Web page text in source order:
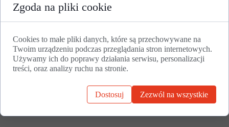
Warto dodać, że Johannes, jak i Sebastian, mają tytuły
naukowe – są doktorami – i na co dzień pracują w BMW
Group w Monachium.
W Nowaszycach dołączył do nas Artur Hańczak, wójt gminy
Mieleszyn oraz Jarosław Pietrzak z żoną Lidią.
opowiedział gościom z Niemiec, mocno nimi wstrząsnęła.
Nie mogli uwierzyć, że w ten sposób Niemcy grzebali
zamordowanych pacjentów „Dziekanki”.
Zgoda na pliki cookie
Cookies to małe pliki danych, które są przechowywane na
Twoim urządzeniu podczas przeglądania stron internetowych.
Używamy ich do poprawy działania serwisu, personalizacji
treści, oraz analizy ruchu na stronie.
Dostosuj Zezwól na wszystkie